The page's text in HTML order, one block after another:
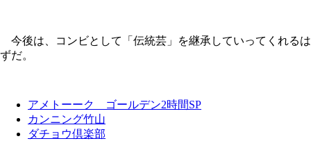
今後は、コンビとして「伝統芸」を継承していってくれるは
ずだ。
アメトーーク ゴールデン2時間SP
カンニング竹山
ダチョウ倶楽部